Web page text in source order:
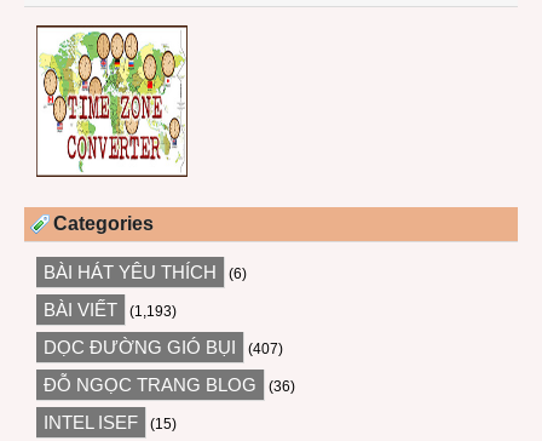
Categories
BÀI HÁT YÊU THÍCH (6)
BÀI VIẾT (1,193)
DỌC ĐƯỜNG GIÓ BỤI (407)
ĐỖ NGỌC TRANG BLOG (36)
INTEL ISEF (15)